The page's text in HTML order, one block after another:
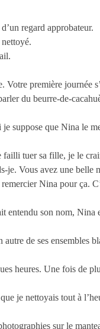
regard approbateur.
première journée
du beurre-de-
je suppose que Nina le
failli tuer sa fille, je le
Vous avez une belle
Nina pour ça.
entendu son nom, Nina
autre de ses ensembles
heures. Une fois de
je nettoyais tout à
sur le